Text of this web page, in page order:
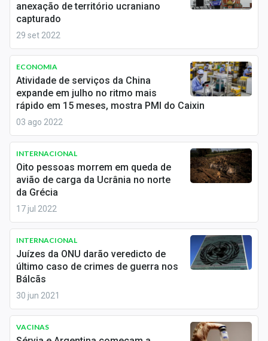
Finanças Pessoais
Economia
Empresas
Brasil
Política
Colunas
Internacional
Marketing
Tecnologia
Conteúdo de Marca
anexação de território ucraniano
capturado
29 set 2022
ECONOMIA
Atividade de serviços da China
expande em julho no ritmo mais
rápido em 15 meses, mostra PMI do Caixin
03 ago 2022
INTERNACIONAL
Oito pessoas morrem em queda de
avião de carga da Ucrânia no norte
da Grécia
17 jul 2022
INTERNACIONAL
Juízes da ONU darão veredicto de
último caso de crimes de guerra nos
Bálcãs
30 jun 2021
VACINAS